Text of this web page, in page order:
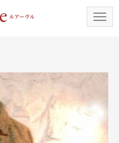
N
a
t
n